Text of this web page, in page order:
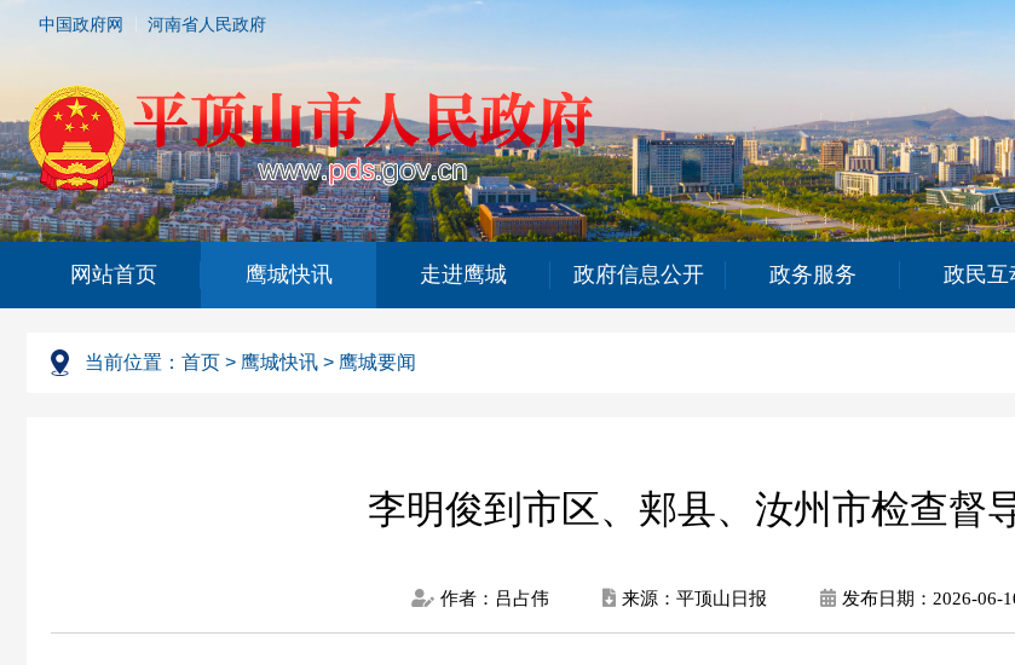
中国政府网 河南省人民政府
网站首页 鹰城快讯 走进鹰城 政府信息公开 政务服务 政民互
当前位置： 首页 > 鹰城快讯 > 鹰城要闻
李明俊到市区、郏县、汝州市检查督
作者：吕占伟 来源：平顶山日报 发布日期： 2026-06-